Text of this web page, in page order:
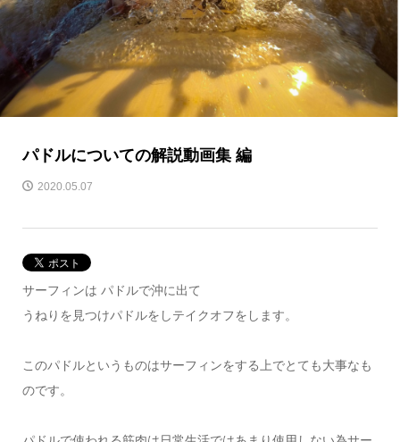
パドルについての解説動画集 編
2020.05.07
サーフィンは パドルで沖に出て
うねりを見つけパドルをしテイクオフをします。
このパドルというものはサーフィンをする上でとても大事なも
のです。